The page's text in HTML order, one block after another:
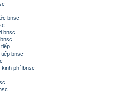
bnsc
bnsc
bnsc
phí bnsc